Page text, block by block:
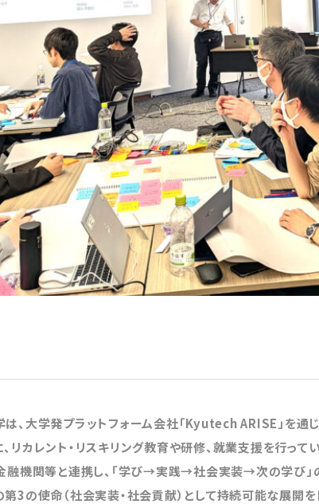
、大学発プラットフォーム会社「Kyutech ARISE」を通
リカレント・リスキリング教育や研修、就業支援を行って
融機関等と連携し、「学び→実践→社会実装→次の学び」
3の使命（社会実装・社会貢献）として持続可能な展開を